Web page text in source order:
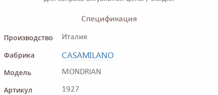
Спецификация
Производство
Италия
Фабрика CASAMILANO
Модель MONDRIAN
Артикул 1927